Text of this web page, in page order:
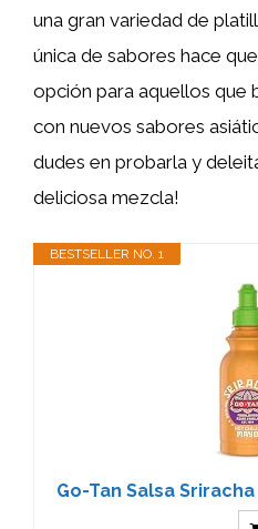
una gran variedad de
única de sabores hace
opción para aquellos que
con nuevos sabores
dudes en probarla y
deliciosa mezcla!
BESTSELLER NO. 1
Go-Tan Salsa